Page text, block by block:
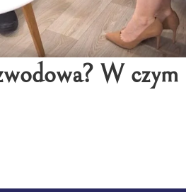
W czym